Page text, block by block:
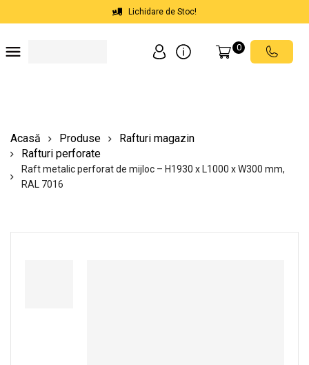
Lichidare de Stoc!
0
Acasă Produse
Rafturi magazin
Rafturi perforate
Raft metalic perforat de mijloc – H1930 x L1000 x W300 mm,
RAL 7016